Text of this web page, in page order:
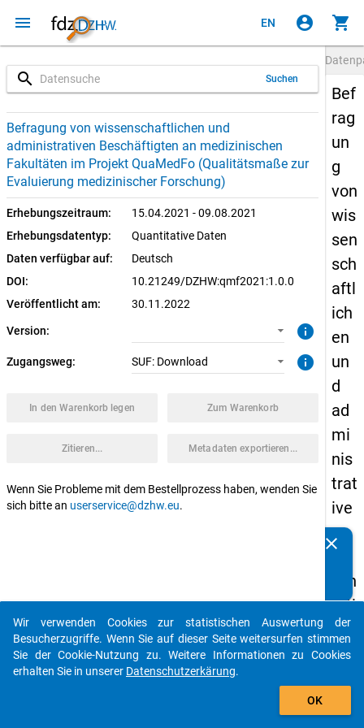
menu EN account_circle shopping_cart
search Suchen
Befragung von wissenschaftlichen und
administrativen Beschäftigten an medizinischen
Fakultäten im Projekt QuaMedFo (Qualitätsmaße zur
Evaluierung medizinischer Forschung)
Erhebungszeitraum:
15.04.2021 - 09.08.2021
Erhebungsdatentyp:
Quantitative Daten
Daten verfügbar auf:
Deutsch
DOI:
10.21249/DZHW:qmf2021:1.0.0
Veröffentlicht am:
30.11.2022
Version:
1.0.0 (aktuell)
info
Zugangsweg: SUF: Download
SUF: Download
info
In den Warenkorb legen Zum Warenkorb
Zitieren... Metadaten exportieren...
Wenn Sie Probleme mit dem Bestellprozess haben, wenden Sie
sich bitte an userservice@dzhw.eu.
Bef
rag
un
g
von
wis
sen
sch
aftl
ich
en
un
d
ad
mi
nis
trat
ive
n
sch
äfti
gte
n
clear
auto_stories
add_shopping_cart
Wir verwenden Cookies zur statistischen Auswertung der
Besucherzugriffe. Wenn Sie auf dieser Seite weitersurfen stimmen
Sie der Cookie-Nutzung zu. Weitere Informationen zu Cookies
erhalten Sie in unserer Datenschutzerkärung.
OK